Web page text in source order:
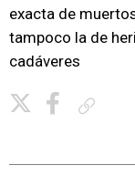
exacta de
tampoco la de
cadáveres